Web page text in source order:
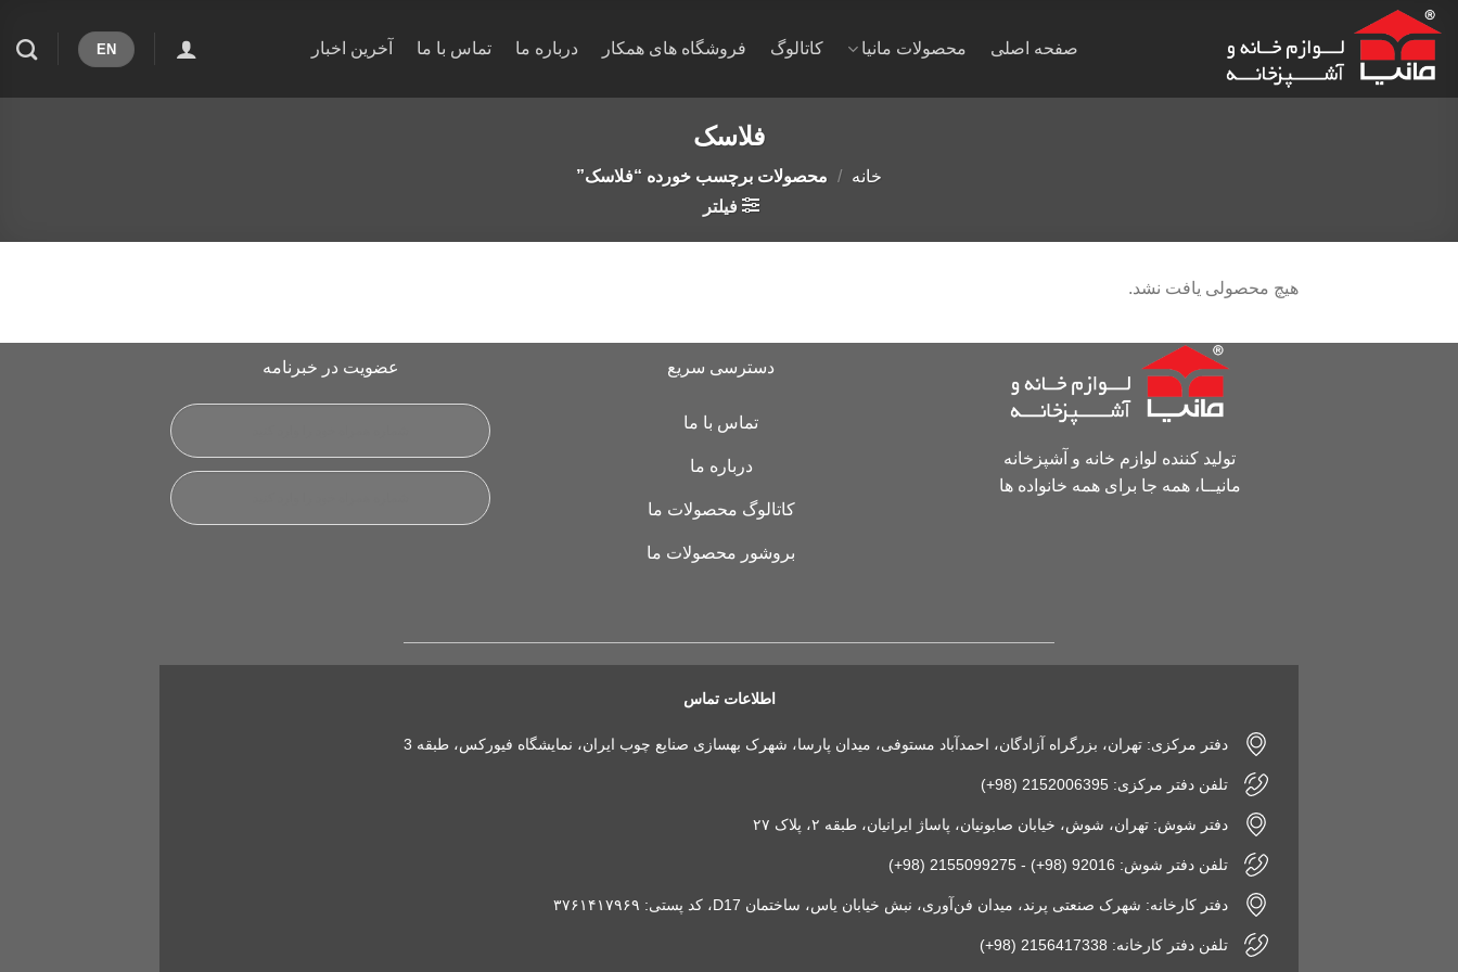
Skip
content
صفحه اصلی محصولات مانیا کاتالوگ فروشگاه های همکار درباره ما تماس با ما آخرین اخبار EN
فلاسک
خانه / محصولات برچسب خورده “فلاسک”
فیلتر
هیچ محصولی یافت نشد.
تولید کننده لوازم خانه و آشپزخانه
مانیــا، همه جا برای همه خانواده ها
دسترسی سریع
تماس با ما
درباره ما
کاتالوگ محصولات ما
بروشور محصولات ما
عضویت در خبرنامه
اطلاعات تماس
دفتر مرکزی: تهران، بزرگراه آزادگان، احمدآباد مستوفی، میدان پارسا، شهرک بهسازی صنایع چوب ایران، نمایشگاه فیورکس، طبقه 3
تلفن دفتر مرکزی: 2152006395 (98+)
دفتر شوش: تهران، شوش، خیابان صابونیان، پاساژ ایرانیان، طبقه ۲، پلاک ۲۷
تلفن دفتر شوش: 92016 (98+) - 2155099275 (98+)
دفتر کارخانه: شهرک صنعتی پرند، میدان فن‌آوری، نبش خیابان یاس، ساختمان D17، کد پستی: ۳۷۶۱۴۱۷۹۶۹
تلفن دفتر کارخانه: 2156417338 (98+)